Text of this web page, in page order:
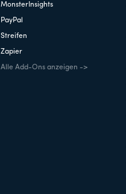
MonsterInsights
PayPal
Streifen
Zapier
Alle Add-Ons anzeigen ->